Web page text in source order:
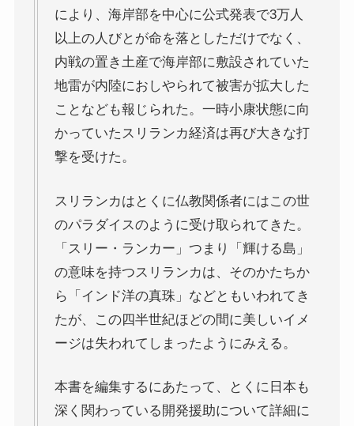
『ローマ旅行記』～劇場都市ローマの魅力とベルニ
ーニ巡礼
独ソ戦・冷戦下の世界
レーニン・スターリン時代のソ連の歴史
独ソ戦～ソ連とナチスの絶滅戦争
スターリンとヒトラーの虐殺・ホロコースト
冷戦世界の歴史・思想・文学に学ぶ
現代ロシアとロシア・ウクライナ戦争
ボスニア紛争とルワンダ虐殺の悲劇～冷戦後の国際
マルクスは宗教的な現象か
により、海岸部を中心に公式発表で3万人
以上の人びとが命を落としただけでなく、
内戦の置き土産で海岸部に敷設されていた
地雷が内陸におしやられて被害が拡大した
ことなども報じられた。一時小康状態に向
かっていたスリランカ経済は再び大きな打
撃を受けた。
スリランカはとくに仏教関係者にはこの世
のパラダイスのように受け取られてきた。
「スリー・ランカー」つまり「輝ける島」
の意味を持つスリランカは、そのかたちか
ら「インド洋の真珠」などともいわれてき
たが、この四半世紀ほどの間に美しいイメ
ージは失われてしまったようにみえる。
本書を編集するにあたって、とくに日本も
深く関わっている開発援助について詳細に